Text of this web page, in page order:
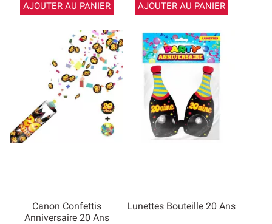
AJOUTER AU PANIER AJOUTER AU PANIER
Canon Confettis
Anniversaire 20 Ans
Lunettes Bouteille 20 Ans